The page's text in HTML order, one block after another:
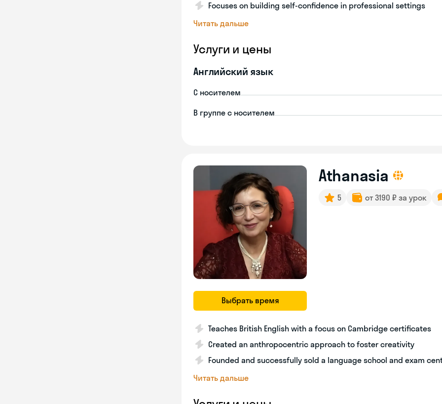
Focuses on building self-confidence in professional settings
Читать дальше
Услуги и цены
Английский язык
С носителем
В группе с носителем
Выбрать время
Athanasia
5 от 3190 ₽ за урок
Teaches British English with a focus on Cambridge certificates
Created an anthropocentric approach to foster creativity
Founded and successfully sold a language school and exam
Читать дальше